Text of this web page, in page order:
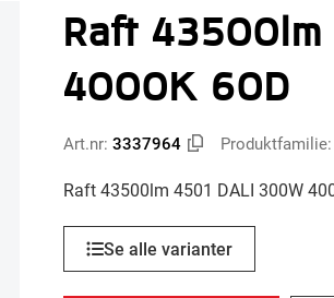
Raft 43500lm
4000K 60D
Art.nr: 3337964 Produktfamilie:
Raft 43500lm 4501 DALI 300W
Se alle varianter